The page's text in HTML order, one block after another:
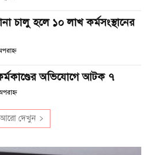
চালু হলে ১০ লাখ কর্মসংস্থানের
অভিযোগে আটক ৭
আরো দেখুন